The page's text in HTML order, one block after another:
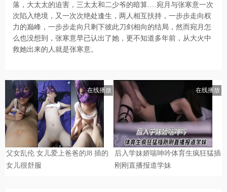
落，大太太的迫害，三太太和二少爷的暗算.…宛月与张寒意一次
次陷入绝境，又一次次绝处逢生，两人相互扶持，一步步走向权
力的巅峰，一步步走向只剩下彼此刀剑相向的结局，然而宛月怎
么也没想到，张寒意早已认出了她，更不知道多年前，从大火中
救她出来的人就是张寒意。